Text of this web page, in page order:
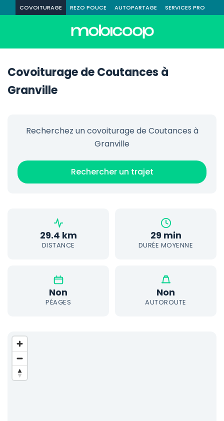
COVOITURAGE REZO POUCE AUTOPARTAGE SERVICES PRO
Covoiturage de Coutances à
Granville
Recherchez un covoiturage de Coutances à
Granville
Rechercher un trajet
29.4 km
DISTANCE
29 min
DURÉE MOYENNE
Non
PÉAGES
Non
AUTOROUTE